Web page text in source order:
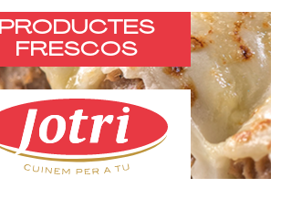
PRODUCTES
FRESCOS